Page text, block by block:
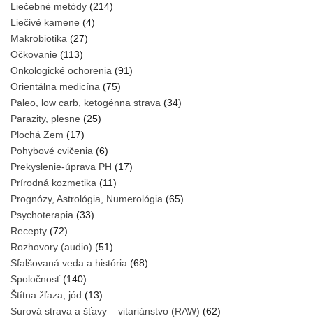
Liečebné metódy (214)
Liečivé kamene (4)
Makrobiotika (27)
Očkovanie (113)
Onkologické ochorenia (91)
Orientálna medicína (75)
Paleo, low carb, ketogénna strava (34)
Parazity, plesne (25)
Plochá Zem (17)
Pohybové cvičenia (6)
Prekyslenie-úprava PH (17)
Prírodná kozmetika (11)
Prognózy, Astrológia, Numerológia (65)
Psychoterapia (33)
Recepty (72)
Rozhovory (audio) (51)
Sfalšovaná veda a história (68)
Spoločnosť(140)
Štítna žľaza, jód (13)
Surová strava a šťavy – vitariánstvo (RAW) (62)